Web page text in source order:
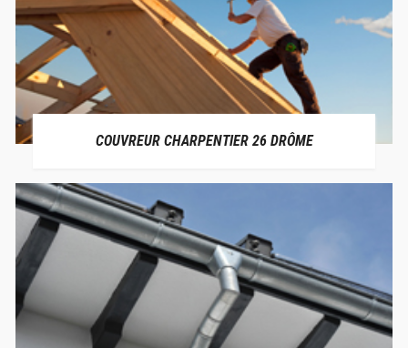
COUVREUR CHARPENTIER 26 DRÔME